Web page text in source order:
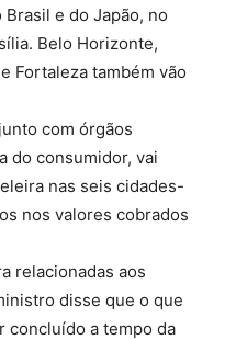
e do Japão, no
Belo Horizonte,
Fortaleza também vão
com órgãos
do consumidor, vai
nas seis cidades-
nos valores cobrados
relacionadas aos
disse que o que
concluído a tempo da